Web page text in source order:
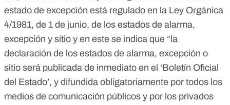
estado de excepción está regulado en la Ley Orgánica
4/1981, de 1 de junio, de los estados de alarma,
excepción y sitio y en este se indica que “la
declaración de los estados de alarma, excepción o
sitio será publicada de inmediato en el ‘Boletín Oficial
del Estado’, y difundida obligatoriamente por todos los
medios de comunicación públicos y por los privados